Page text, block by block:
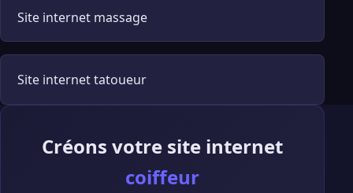
Site internet massage
Site internet tatoueur
Créons votre site internet
coiffeur